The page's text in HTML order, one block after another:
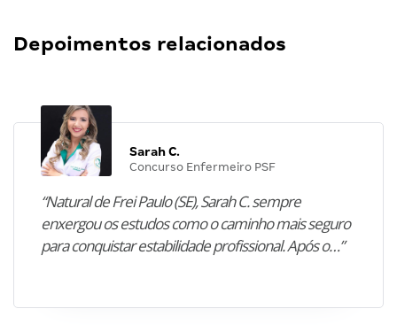
Depoimentos relacionados
Sarah C.
Concurso Enfermeiro PSF
“Natural de Frei Paulo (SE), Sarah C. sempre
enxergou os estudos como o caminho mais seguro
para conquistar estabilidade profissional. Após o…”